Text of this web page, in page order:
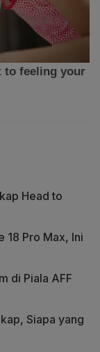
Head to
18 Pro Max, Ini
di Piala AFF
Siapa yang